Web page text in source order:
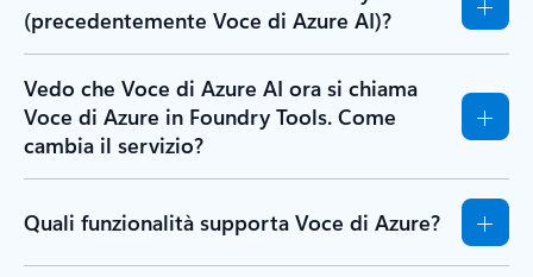
(precedentemente Voce di Azure AI)?
Vedo che Voce di Azure AI ora si chiama
Voce di Azure in Foundry Tools. Come
cambia il servizio?
Quali funzionalità supporta Voce di Azure?